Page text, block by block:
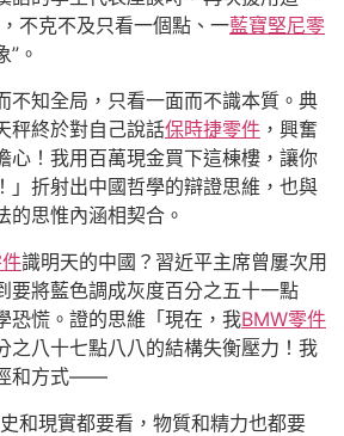
不克不及只看一個點、一藍寶堅尼零
。
不知全局，只看一面而不識本質。典
秤終於對自己說話保時捷零件 ，興奮
心！我用百萬現金買下這棟樓，讓你
」折射出中國哲學的辯證思維，也與
的思惟內涵相契合。
識明天的中國？習近平主席曾屢次用
要將藍色調成灰度百分之五十一點
恐慌。證的思維「現在，我BMW零件
之八十七點八八的結構失衡壓力！我
和方式——
和現實都要看，物質和精力也都要